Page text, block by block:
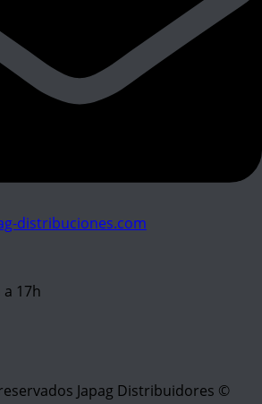
distribuciones.com
a 17h
Japag Distribuidores ©